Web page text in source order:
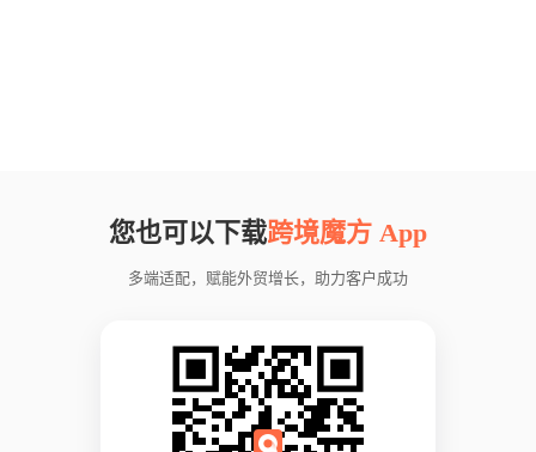
您也可以下载跨境魔方 App
多端适配，赋能外贸增长，助力客户成功